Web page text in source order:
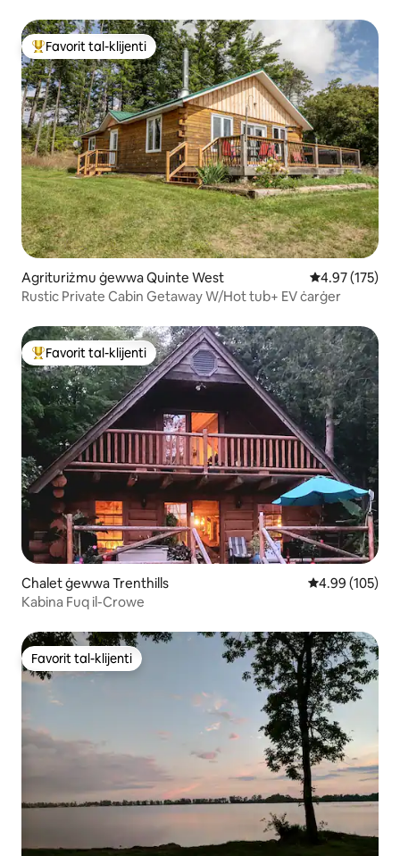
Wieħed mill-aqwa favoriti tal-klijenti
Favorit tal-klijenti
Agrituriżmu ġewwa Quinte West Rating medju
4.97 (175)
Rustic Private Cabin Getaway W/Hot tub+ EV ċarġer
Wieħed mill-aqwa favoriti tal-klijenti
Favorit tal-klijenti
Chalet ġewwa Trenthills Rating medju
4.99 (105)
Kabina Fuq il-Crowe
Favorit tal-klijenti
Favorit tal-klijenti